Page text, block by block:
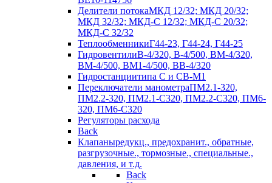
Делители потокаМКД 12/32; МКД 20/32;
МКД 32/32; МКД-С 12/32; МКД-С 20/32;
МКД-С 32/32
ТеплообменникиГ44-23, Г44-24, Г44-25
ГидровентилиВ-4/320, В-4/500, ВМ-4/320,
ВМ-4/500, ВМ1-4/500, ВВ-4/320
Гидростанциитипа С и СВ-М1
Переключатели манометраПМ2.1-320,
ПМ2.2-320, ПМ2.1-С320, ПМ2.2-С320, ПМ6-
320, ПМ6-С320
Регуляторы расхода
Back
Клапаныредукц., предохранит., обратные,
разгрузочные., тормозные., специальные.,
давления, и т.д.
Back